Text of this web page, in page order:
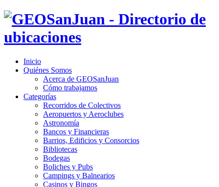
Inicio
Quiénes Somos
Acerca de GEOSanJuan
Cómo trabajamos
Categorías
Recorridos de Colectivos
Aeropuertos y Aeroclubes
Astronomía
Bancos y Financieras
Barrios, Edificios y Consorcios
Bibliotecas
Bodegas
Boliches y Pubs
Campings y Balnearios
Casinos y Bingos